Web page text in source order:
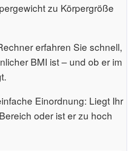
zu Körpergröße
erfahren Sie schnell,
BMI ist – und ob er im
Einordnung: Liegt Ihr
oder ist er zu hoch